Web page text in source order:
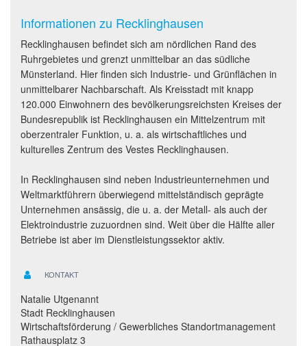
Informationen zu Recklinghausen
Recklinghausen befindet sich am nördlichen Rand des
Ruhrgebietes und grenzt unmittelbar an das südliche
Münsterland. Hier finden sich Industrie- und Grünflächen in
unmittelbarer Nachbarschaft. Als Kreisstadt mit knapp
120.000 Einwohnern des bevölkerungsreichsten Kreises der
Bundesrepublik ist Recklinghausen ein Mittelzentrum mit
oberzentraler Funktion, u. a. als wirtschaftliches und
kulturelles Zentrum des Vestes Recklinghausen.
In Recklinghausen sind neben Industrieunternehmen und
Weltmarktführern überwiegend mittelständisch geprägte
Unternehmen ansässig, die u. a. der Metall- als auch der
Elektroindustrie zuzuordnen sind. Weit über die Hälfte aller
Betriebe ist aber im Dienstleistungssektor aktiv.
KONTAKT
Natalie Utgenannt
Stadt Recklinghausen
Wirtschaftsförderung / Gewerbliches Standortmanagement
Rathausplatz 3